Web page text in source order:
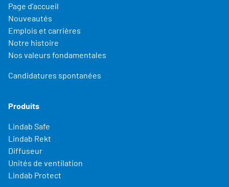
Page d'accueil
Nouveautés
Emplois et carrières
Notre histoire
Nos valeurs fondamentales
Candidatures spontanées
Produits
Lindab Safe
Lindab Rekt
Diffuseur
Unités de ventilation
Lindab Protect